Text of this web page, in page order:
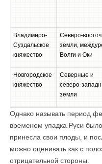
Владимиро-
Суздальское
княжество
Северо-
земли,
Волги и Оки
Новгородское
княжество
Северные и
северо-
земли
Однако называть период
временем упадка Руси
принесла свои плоды, и
можно оценивать как с
отрицательной стороны.